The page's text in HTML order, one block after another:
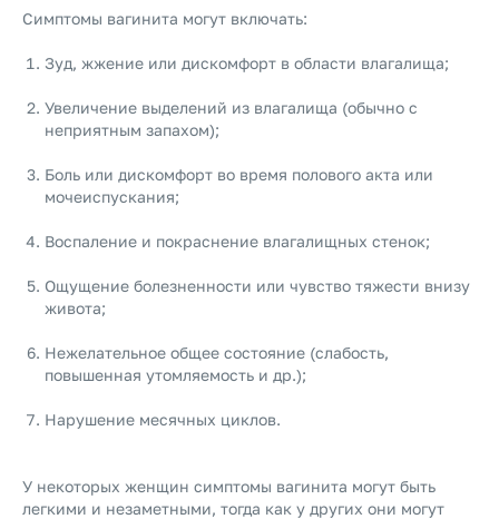
Симптомы вагинита могут включать:
Зуд, жжение или дискомфорт в области влагалища;
Увеличение выделений из влагалища (обычно с
неприятным запахом);
Боль или дискомфорт во время полового акта или
мочеиспускания;
Воспаление и покраснение влагалищных стенок;
Ощущение болезненности или чувство тяжести внизу
живота;
Нежелательное общее состояние (слабость,
повышенная утомляемость и др.);
Нарушение месячных циклов.
У некоторых женщин симптомы вагинита могут быть
легкими и незаметными, тогда как у других они могут